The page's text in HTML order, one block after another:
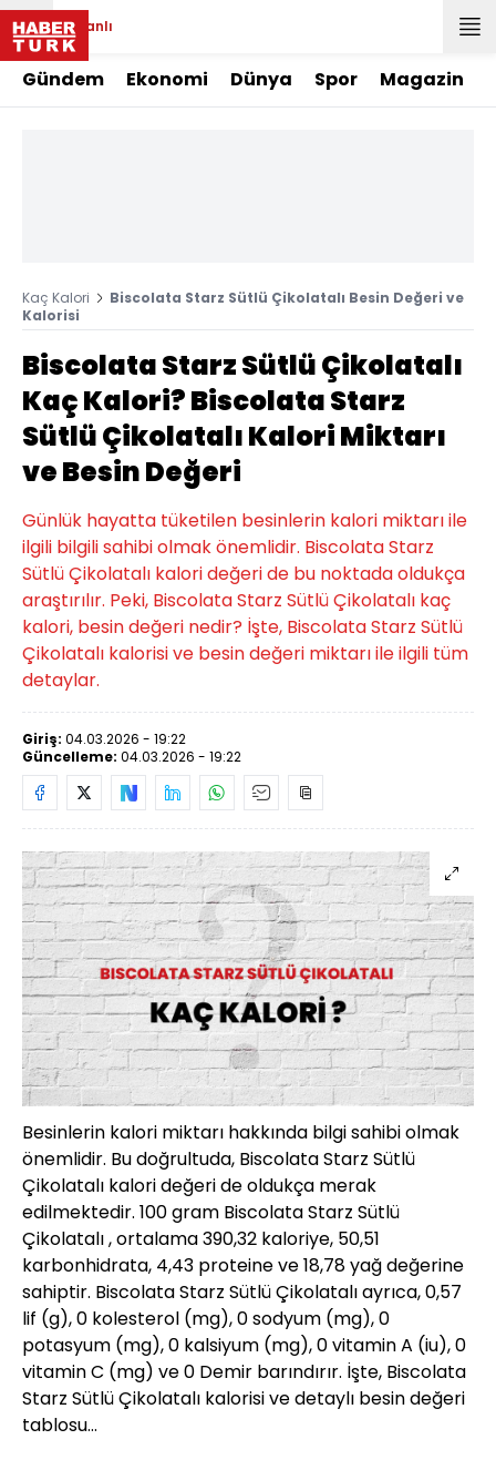
Canlı
Gündem Ekonomi Dünya Spor Magazin
Kaç Kalori
Biscolata Starz Sütlü Çikolatalı Besin Değeri ve
Kalorisi
Biscolata Starz Sütlü Çikolatalı
Kaç Kalori? Biscolata Starz
Sütlü Çikolatalı Kalori Miktarı
ve Besin Değeri
Günlük hayatta tüketilen besinlerin kalori miktarı ile
ilgili bilgili sahibi olmak önemlidir. Biscolata Starz
Sütlü Çikolatalı kalori değeri de bu noktada oldukça
araştırılır. Peki, Biscolata Starz Sütlü Çikolatalı kaç
kalori, besin değeri nedir? İşte, Biscolata Starz Sütlü
Çikolatalı kalorisi ve besin değeri miktarı ile ilgili tüm
detaylar.
Giriş: 04.03.2026 - 19:22
Güncelleme: 04.03.2026 - 19:22
Besinlerin kalori miktarı hakkında bilgi sahibi olmak
önemlidir. Bu doğrultuda, Biscolata Starz Sütlü
Çikolatalı kalori değeri de oldukça merak
edilmektedir. 100 gram Biscolata Starz Sütlü
Çikolatalı , ortalama 390,32 kaloriye, 50,51
karbonhidrata, 4,43 proteine ve 18,78 yağ değerine
sahiptir. Biscolata Starz Sütlü Çikolatalı ayrıca, 0,57
lif (g), 0 kolesterol (mg), 0 sodyum (mg), 0
potasyum (mg), 0 kalsiyum (mg), 0 vitamin A (iu), 0
vitamin C (mg) ve 0 Demir barındırır. İşte, Biscolata
Starz Sütlü Çikolatalı kalorisi ve detaylı besin değeri
tablosu…